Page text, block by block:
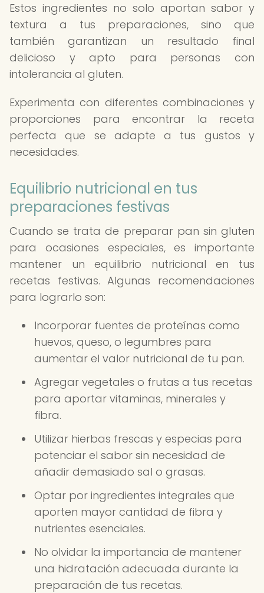
Estos ingredientes no solo aportan sabor y
textura a tus preparaciones, sino que
también garantizan un resultado final
delicioso y apto para personas con
intolerancia al gluten.
Experimenta con diferentes combinaciones y
proporciones para encontrar la receta
perfecta que se adapte a tus gustos y
necesidades.
Equilibrio nutricional en tus
preparaciones festivas
Cuando se trata de preparar pan sin gluten
para ocasiones especiales, es importante
mantener un equilibrio nutricional en tus
recetas festivas. Algunas recomendaciones
para lograrlo son:
Incorporar fuentes de proteínas como
huevos, queso, o legumbres para
aumentar el valor nutricional de tu pan.
Agregar vegetales o frutas a tus recetas
para aportar vitaminas, minerales y
fibra.
Utilizar hierbas frescas y especias para
potenciar el sabor sin necesidad de
añadir demasiado sal o grasas.
Optar por ingredientes integrales que
aporten mayor cantidad de fibra y
nutrientes esenciales.
No olvidar la importancia de mantener
una hidratación adecuada durante la
preparación de tus recetas.